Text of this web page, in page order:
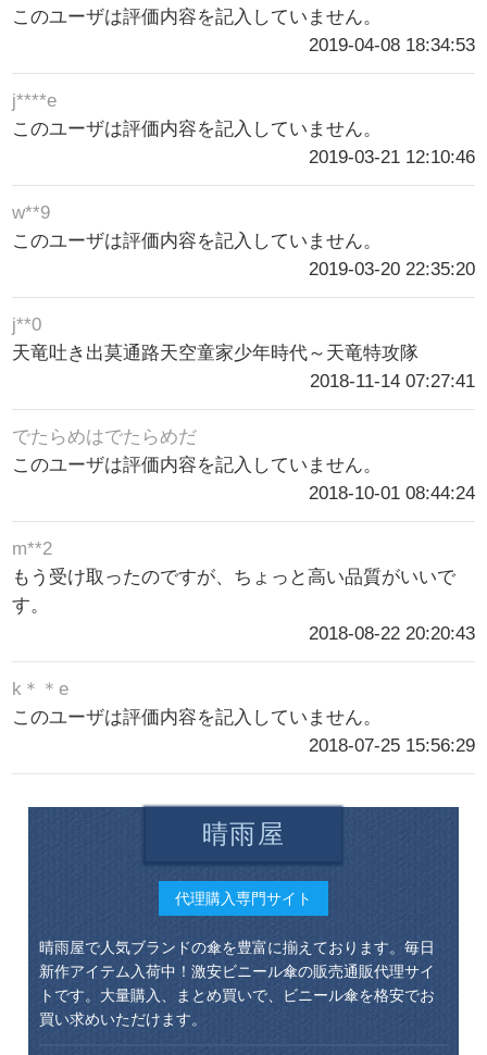
このユーザは評価内容を記入していません。
2019-04-08 18:34:53
j****e
このユーザは評価内容を記入していません。
2019-03-21 12:10:46
w**9
このユーザは評価内容を記入していません。
2019-03-20 22:35:20
j**0
天竜吐き出莫通路天空童家少年時代～天竜特攻隊
2018-11-14 07:27:41
でたらめはでたらめだ
このユーザは評価内容を記入していません。
2018-10-01 08:44:24
m**2
もう受け取ったのですが、ちょっと高い品質がいいで
す。
2018-08-22 20:20:43
k＊＊e
このユーザは評価内容を記入していません。
2018-07-25 15:56:29
晴雨屋
代理購入専門サイト
晴雨屋で人気ブランドの傘を豊富に揃えております。毎日
新作アイテム入荷中！激安ビニール傘の販売通販代理サイ
トです。大量購入、まとめ買いで、ビニール傘を格安でお
買い求めいただけます。